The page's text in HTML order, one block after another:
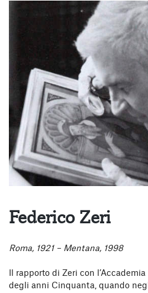
Federico Zeri
Roma, 1921 – Mentana, 1998
Il rapporto di Zeri con
degli anni Cinquanta, quando